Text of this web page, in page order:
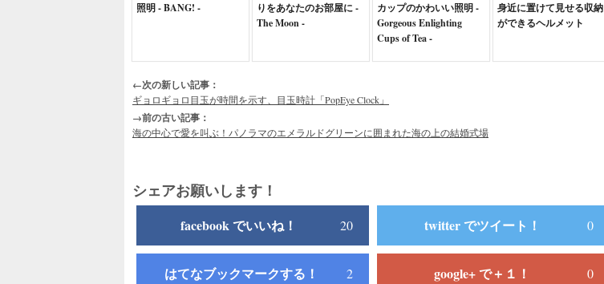
照明 - BANG! -
りをあなたのお部屋に -
The Moon -
カップのかわいい照明 -
Gorgeous Enlighting
Cups of Tea -
身近に置けて見せる収納
ができるヘルメット
←次の新しい記事：
ギョロギョロ目玉が時間を示す、目玉時計「PopEye Clock」
→前の古い記事：
海の中心で愛を叫ぶ！パノラマのエメラルドグリーンに囲まれた海の上の結婚式場
シェアお願いします！
facebook でいいね！ 20 twitter でツイート！ 0
はてなブックマークする！ 2 google+ で＋１！ 0